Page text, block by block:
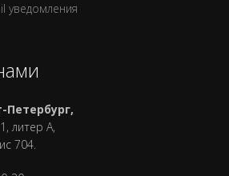
уведомления
Петербург,
литер А,
704.